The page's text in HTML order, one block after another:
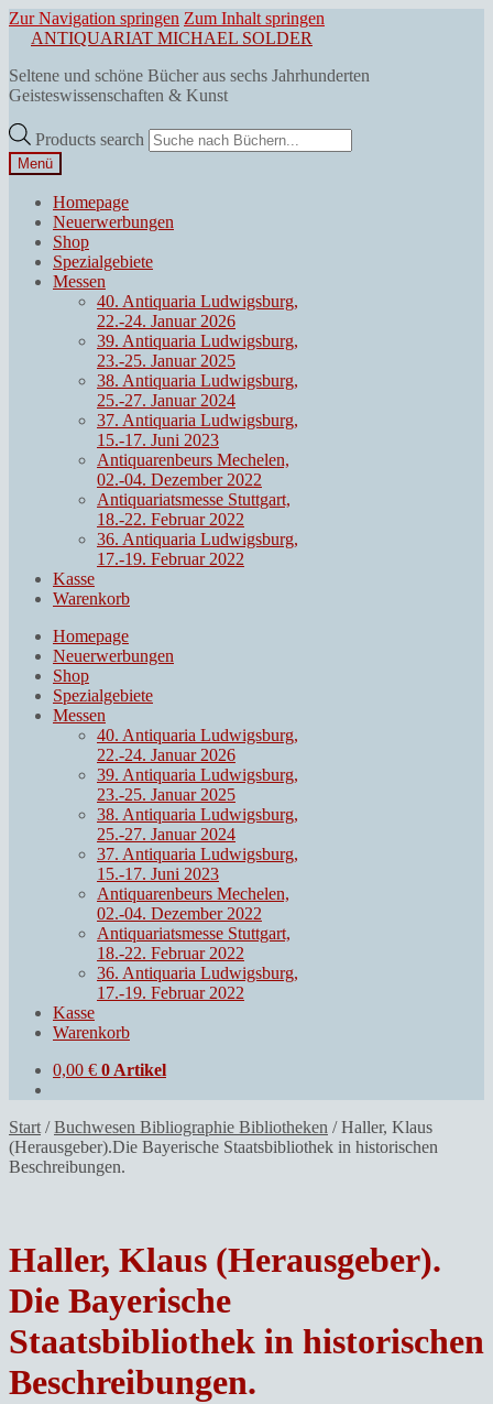
Zur Navigation springen Zum Inhalt springen
ANTIQUARIAT MICHAEL SOLDER
Seltene und schöne Bücher aus sechs Jahrhunderten
Geisteswissenschaften & Kunst
Products search
Menü
Homepage
Neuerwerbungen
Shop
Spezialgebiete
Messen
40. Antiquaria Ludwigsburg,
22.-24. Januar 2026
39. Antiquaria Ludwigsburg,
23.-25. Januar 2025
38. Antiquaria Ludwigsburg,
25.-27. Januar 2024
37. Antiquaria Ludwigsburg,
15.-17. Juni 2023
Antiquarenbeurs Mechelen,
02.-04. Dezember 2022
Antiquariatsmesse Stuttgart,
18.-22. Februar 2022
36. Antiquaria Ludwigsburg,
17.-19. Februar 2022
Kasse
Warenkorb
Homepage
Neuerwerbungen
Shop
Spezialgebiete
Messen
40. Antiquaria Ludwigsburg,
22.-24. Januar 2026
39. Antiquaria Ludwigsburg,
23.-25. Januar 2025
38. Antiquaria Ludwigsburg,
25.-27. Januar 2024
37. Antiquaria Ludwigsburg,
15.-17. Juni 2023
Antiquarenbeurs Mechelen,
02.-04. Dezember 2022
Antiquariatsmesse Stuttgart,
18.-22. Februar 2022
36. Antiquaria Ludwigsburg,
17.-19. Februar 2022
Kasse
Warenkorb
0,00 € 0 Artikel
Start /Buchwesen Bibliographie Bibliotheken /Haller, Klaus
(Herausgeber).Die Bayerische Staatsbibliothek in historischen
Beschreibungen.
Haller, Klaus (Herausgeber).
Die Bayerische
Staatsbibliothek in historischen
Beschreibungen.